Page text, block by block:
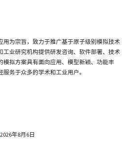
用为宗旨，致力于推广基于原子级别模拟技术
业研究机构提供研发咨询、软件部署、技术
拟方案具有面向应用、模型新颖、功能丰
务于众多的学术和工业用户。
2026年8月6日